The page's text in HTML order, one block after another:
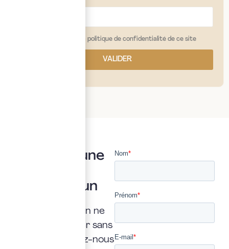
j'ai lu et j'accepte la politique de confidentialité de ce site
VALIDER
Vous avez une
Posez là à un
Une interrogation ne
doit jamais rester sans
réponse. Confiez-nous